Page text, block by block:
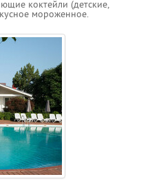
коктейли (детские,
мороженное.